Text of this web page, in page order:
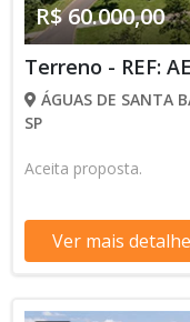
R$ 60.000,00
Terreno - REF:
ÁGUAS DE SANTA
SP
Aceita proposta.
Ver mais